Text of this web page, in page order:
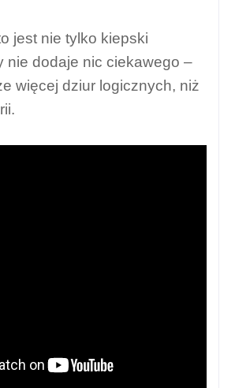
jest nie tylko kiepski
nie dodaje nic ciekawego –
więcej dziur logicznych, niż